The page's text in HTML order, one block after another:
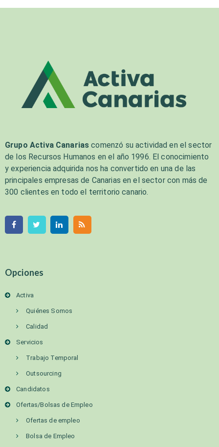
Grupo Activa Canarias comenzó su actividad en el sector
de los Recursos Humanos en el año 1996. El conocimiento
y experiencia adquirida nos ha convertido en una de las
principales empresas de Canarias en el sector con más de
300 clientes en todo el territorio canario.
Opciones
Activa
Quiénes Somos
Calidad
Servicios
Trabajo Temporal
Outsourcing
Candidatos
Ofertas/Bolsas de Empleo
Ofertas de empleo
Bolsa de Empleo